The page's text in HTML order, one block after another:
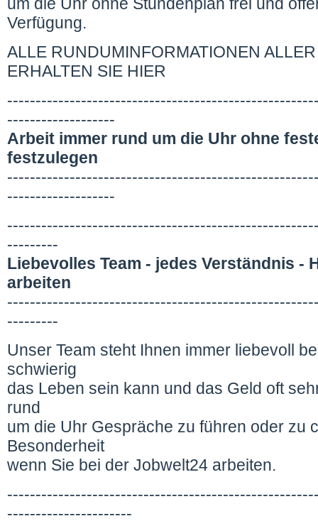
um die Uhr ohne Stundenplan frei und
Verfügung.
ALLE RUNDUMINFORMATIONEN
ERHALTEN SIE HIER
-------------------
Arbeit immer rund um die Uhr ohne
festzulegen
-------------------
---------
Liebevolles Team - jedes Verständnis -
arbeiten
---------
Unser Team steht Ihnen immer liebevoll
schwierig
das Leben sein kann und das Geld oft
rund
um die Uhr Gespräche zu führen oder zu
Besonderheit
wenn Sie bei der Jobwelt24 arbeiten.
----------------------